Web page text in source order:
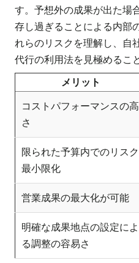
す。予想外の成果が出た場
存し過ぎることによる内部
れらのリスクを理解し、自
代行の利用法を見極めるこ
メリット
コストパフォーマンスの高
さ
限られた予算内でのリスク
最小限化
営業成果の最大化が可能
明確な成果地点の設定によ
る調整の容易さ